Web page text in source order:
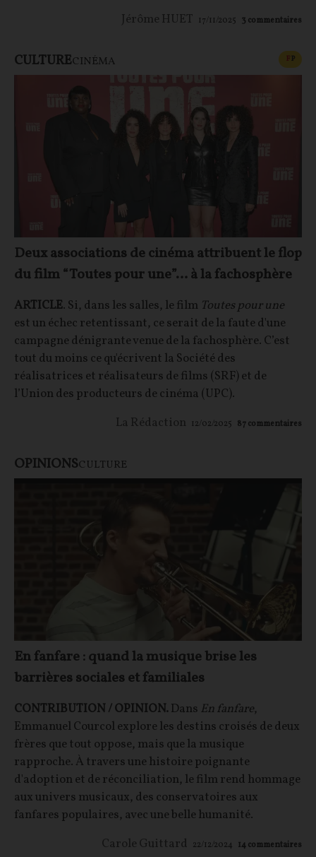
Jérôme HUET 17/11/2025 3 commentaires
CULTURECINÉMA FP
Deux associations de cinéma attribuent le flop
du film “Toutes pour une”… à la fachosphère
ARTICLE. Si, dans les salles, le film Toutes pour une
est un échec retentissant, ce serait de la faute d'une
campagne dénigrante venue de la fachosphère. C’est
tout du moins ce qu'écrivent la Société des
réalisatrices et réalisateurs de films (SRF) et de
l’Union des producteurs de cinéma (UPC).
La Rédaction 12/02/2025 87commentaires
OPINIONSCULTURE
En fanfare : quand la musique brise les
barrières sociales et familiales
CONTRIBUTION / OPINION.Dans En fanfare,
Emmanuel Courcol explore les destins croisés de deux
frères que tout oppose, mais que la musique
rapproche. À travers une histoire poignante
d'adoption et de réconciliation, le film rend hommage
aux univers musicaux, des conservatoires aux
fanfares populaires, avec une belle humanité.
Carole Guittard 22/12/2024 14commentaires